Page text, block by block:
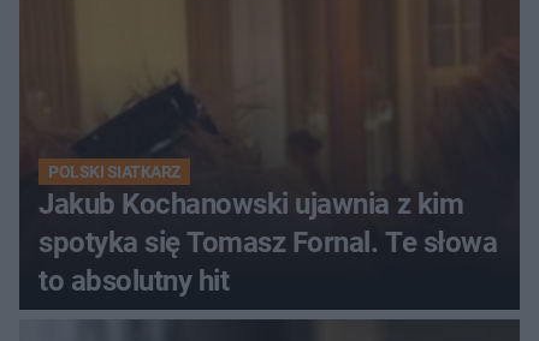
POLSKI SIATKARZ
Jakub Kochanowski ujawnia z kim
spotyka się Tomasz Fornal. Te słowa
to absolutny hit